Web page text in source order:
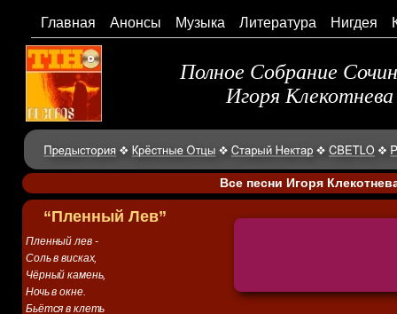
Главная Анонсы Музыка Литература Нигдея
Полное Собрание
Игоря Клекотнева
Все песни Игоря
Пленный лев -
Соль в висках,
Чёрный камень,
Ночь в окне.
Бьётся в клеть
“Пленный Лев”